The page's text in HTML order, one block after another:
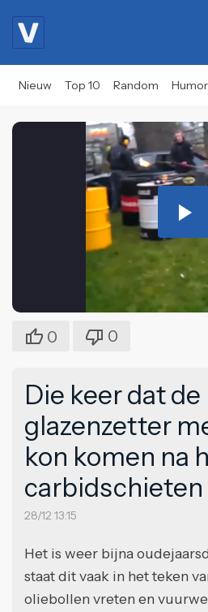
Nieuw Top 10 Random Humor
0 0
Die keer dat de
glazenzetter
kon komen na
carbidschieten
28/12 13:15
Het is weer bijna
staat dit vaak in het teken
oliebollen vreten en